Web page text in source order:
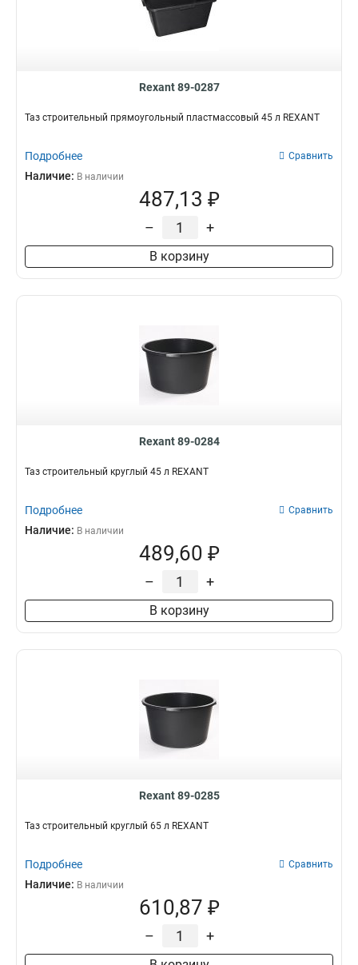
Rexant 89-0287
Таз строительный прямоугольный пластмассовый 45 л REXANT
Подробнее Сравнить
Наличие: В наличии
487,13 ₽
– +
В корзину
Rexant 89-0284
Таз строительный круглый 45 л REXANT
Подробнее Сравнить
Наличие: В наличии
489,60 ₽
– +
В корзину
Rexant 89-0285
Таз строительный круглый 65 л REXANT
Подробнее Сравнить
Наличие: В наличии
610,87 ₽
– +